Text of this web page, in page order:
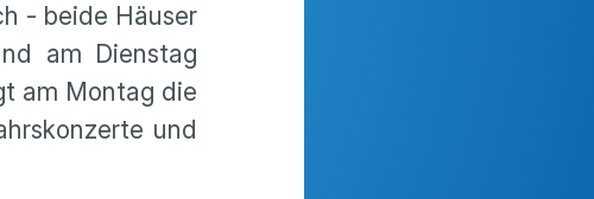
- beide Häuser
am Dienstag
am Montag die
und